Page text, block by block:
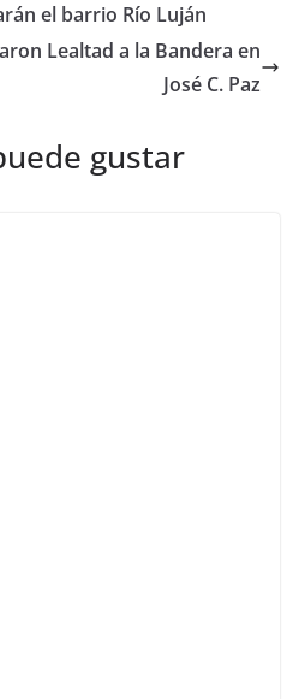
el barrio Río Luján
Lealtad a la Bandera en
José C. Paz
gustar